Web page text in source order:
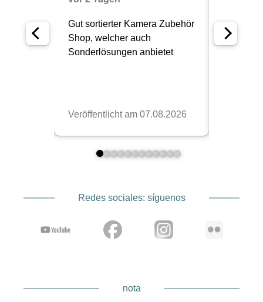
Redes sociales: síguenos
nota